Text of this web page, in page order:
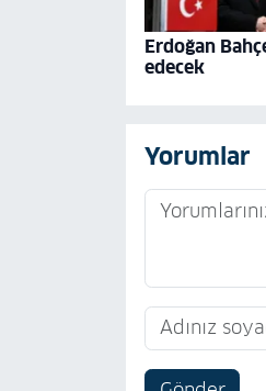
Erdoğan
edecek
Yorumlar